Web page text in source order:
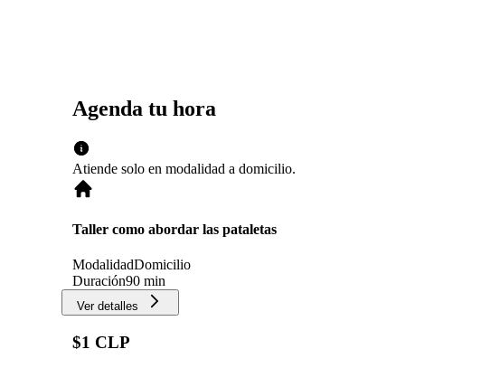
Agenda tu hora
Atiende solo en modalidad a domicilio.
Taller como abordar las pataletas
ModalidadDomicilio
Duración90 min
Ver detalles
$1 CLP